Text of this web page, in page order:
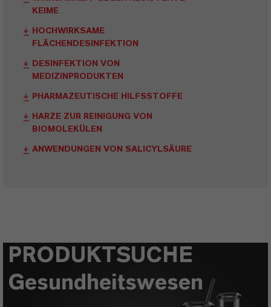
KEIME
HOCHWIRKSAME
FLÄCHENDESINFEKTION
DESINFEKTION VON
MEDIZINPRODUKTEN
PHARMAZEUTISCHE HILFSSTOFFE
HARZE ZUR REINIGUNG VON
BIOMOLEKÜLEN
ANWENDUNGEN VON SALICYLSÄURE
PRODUKTSUCHE
Gesundheitswesen